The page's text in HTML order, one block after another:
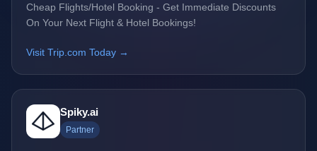
Cheap Flights/Hotel Booking - Get Immediate Discounts
On Your Next Flight & Hotel Bookings!
Visit Trip.com Today →
Spiky.ai
Partner